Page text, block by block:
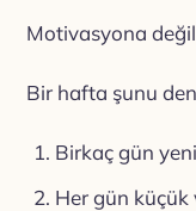
Motivasyona
Bir hafta şunu
Birkaç gün
Her gün küçük